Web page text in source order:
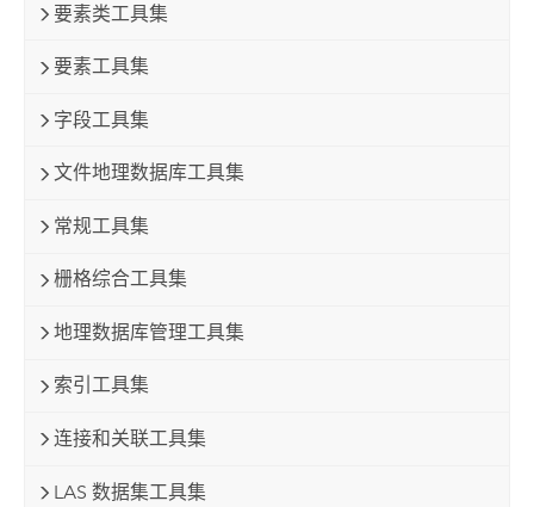
要素类工具集
要素工具集
字段工具集
文件地理数据库工具集
常规工具集
栅格综合工具集
地理数据库管理工具集
索引工具集
连接和关联工具集
LAS 数据集工具集